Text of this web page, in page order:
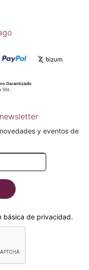
y eventos de
básica de privacidad.